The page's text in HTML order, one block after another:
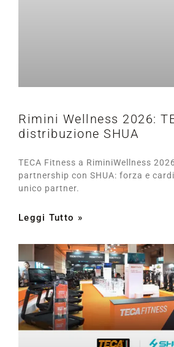
Rimini Wellness 2026:
distribuzione SHUA
TECA Fitness a RiminiWellness
partnership con SHUA: forza e
unico partner.
Leggi Tutto »